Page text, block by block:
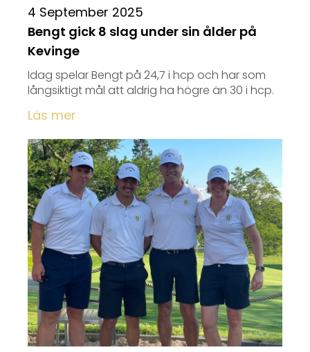
4 September 2025
Bengt gick 8 slag under sin ålder på
Kevinge
Idag spelar Bengt på 24,7 i hcp och har som
långsiktigt mål att aldrig ha högre än 30 i hcp.
Läs mer